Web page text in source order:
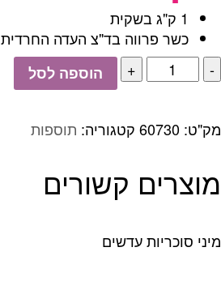
1 ק"ג בשקית
כשר פרווה בד"צ העדה החרדית
כמות
של
מסוכרים
הוספה לסל
מק"ט: 60730 קטגוריה: תוספות
מוצרים קשורים
מיני סוכריות עדשים